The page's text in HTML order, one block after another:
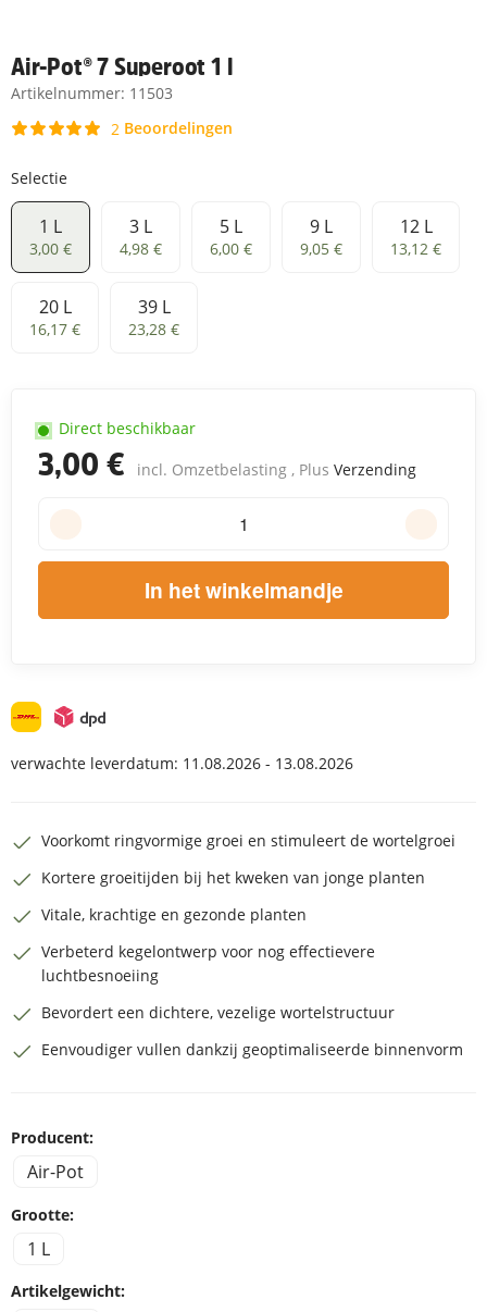
Air-Pot® 7 Superoot 1 l
Artikelnummer: 11503
2 Beoordelingen
Selectie
1 L
1 L
3,00 €
3 L
3 L
4,98 €
5 L
5 L
6,00 €
9 L
9 L
9,05 €
12 L
12 L
13,12 €
20 L
20 L
16,17 €
39 L
39 L
23,28 €
3,00 € incl. Omzetbelasting , Plus Verzending
Direct beschikbaar
In het winkelmandje
verwachte leverdatum: 11.08.2026 - 13.08.2026
Voorkomt ringvormige groei en stimuleert de wortelgroei
Kortere groeitijden bij het kweken van jonge planten
Vitale, krachtige en gezonde planten
Verbeterd kegelontwerp voor nog effectievere
luchtbesnoeiing
Bevordert een dichtere, vezelige wortelstructuur
Eenvoudiger vullen dankzij geoptimaliseerde binnenvorm
Producent:
Air-Pot
Grootte:
1 L
Artikelgewicht: